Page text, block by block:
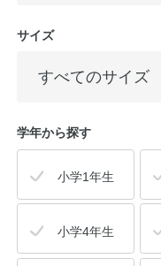
サイズ
学年から探す
小学1年生
小学4年生